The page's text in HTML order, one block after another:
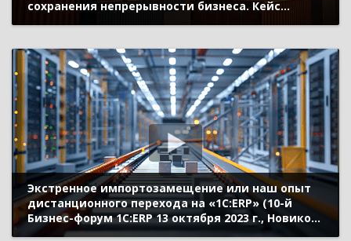
сохранения непрерывности бизнеса. Кейс
Экстренное импортозамещение или наш опыт
дистанционного перехода на «1С:ERP» (10-й
Бизнес-форум 1С:ERP 13 октября 2023 г., Новиков
Алексей, ООО «ВНТС»)